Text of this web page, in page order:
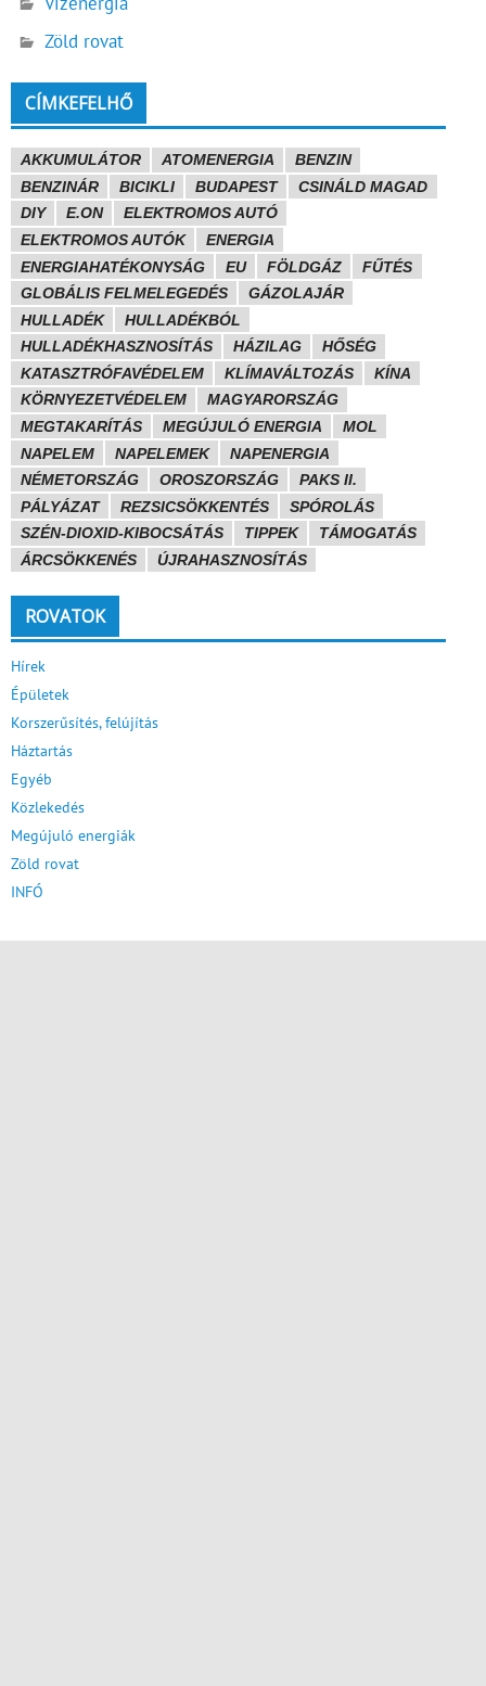
Zöld rovat
CÍMKEFELHŐ
AKKUMULÁTOR ATOMENERGIA
BENZIN
BENZINÁR
BICIKLI BUDAPEST
CSINÁLD MAGAD
DIY
E.ON
ELEKTROMOS AUTÓ
ELEKTROMOS AUTÓK
ENERGIA
ENERGIAHATÉKONYSÁG
EU FÖLDGÁZ
FŰTÉS
GLOBÁLIS FELMELEGEDÉS
GÁZOLAJÁR
HULLADÉK
HULLADÉKBÓL
HULLADÉKHASZNOSÍTÁS
HÁZILAG
HŐSÉG
KATASZTRÓFAVÉDELEM
KLÍMAVÁLTOZÁS
KÍNA
KÖRNYEZETVÉDELEM
MAGYARORSZÁG
MEGTAKARÍTÁS
MEGÚJULÓ ENERGIA
MOL
NAPELEM
NAPELEMEK
NAPENERGIA
NÉMETORSZÁG
OROSZORSZÁG
PAKS II.
PÁLYÁZAT
REZSICSÖKKENTÉS
SPÓROLÁS
SZÉN-DIOXID-KIBOCSÁTÁS
TIPPEK
TÁMOGATÁS
ÁRCSÖKKENÉS
ÚJRAHASZNOSÍTÁS
ROVATOK
Hírek
Épületek
Korszerűsítés, felújítás
Háztartás
Egyéb
Közlekedés
Megújuló energiák
Zöld rovat
INFÓ